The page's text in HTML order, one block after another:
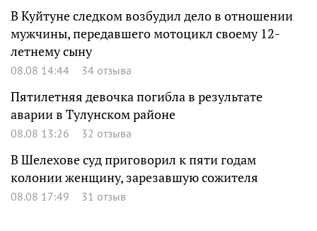
В Куйтуне следком возбудил дело в отношении
мужчины, передавшего мотоцикл своему 12-
летнему сыну
08.08 14:44 34 отзыва
Пятилетняя девочка погибла в результате
аварии в Тулунском районе
08.08 13:26 32 отзыва
В Шелехове суд приговорил к пяти годам
колонии женщину, зарезавшую сожителя
08.08 17:49 31 отзыв